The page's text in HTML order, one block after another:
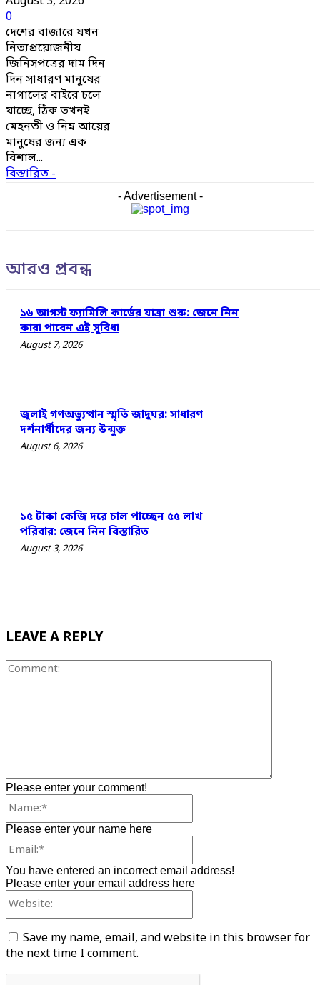
0
দেশের বাজারে যখন
নিত্যপ্রয়োজনীয়
জিনিসপত্রের দাম দিন
দিন সাধারণ মানুষের
নাগালের বাইরে চলে
যাচ্ছে, ঠিক তখনই
মেহনতী ও নিম্ন আয়ের
মানুষের জন্য এক
বিশাল...
বিস্তারিত -
- Advertisement -
আরও প্রবন্ধ
১৬ আগস্ট ফ্যামিলি কার্ডের যাত্রা শুরু: জেনে নিন
কারা পাবেন এই সুবিধা
August 7, 2026
জুলাই গণঅভ্যুত্থান স্মৃতি জাদুঘর: সাধারণ
দর্শনার্থীদের জন্য উন্মুক্ত
August 6, 2026
১৫ টাকা কেজি দরে চাল পাচ্ছেন ৫৫ লাখ
পরিবার: জেনে নিন বিস্তারিত
August 3, 2026
LEAVE A REPLY
Please enter your comment!
Please enter your name here
You have entered an incorrect email address!
Please enter your email address here
Save my name, email, and website in this browser for
the next time I comment.